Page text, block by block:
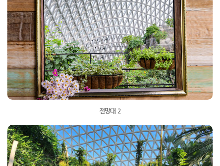
전망대 2